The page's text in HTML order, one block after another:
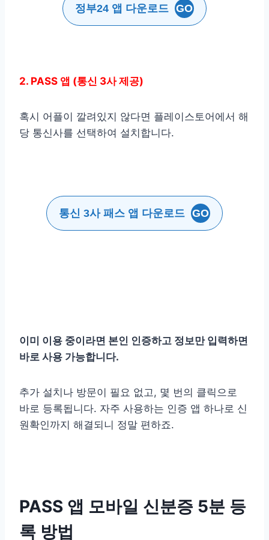
정부24 앱 다운로드 GO
2. PASS 앱 (통신 3사 제공)
혹시 어플이 깔려있지 않다면 플레이스토어에서 해
당 통신사를 선택하여 설치합니다.
통신 3사 패스 앱 다운로드 GO
이미 이용 중이라면 본인 인증하고 정보만 입력하면
바로 사용 가능합니다.
추가 설치나 방문이 필요 없고, 몇 번의 클릭으로
바로 등록됩니다. 자주 사용하는 인증 앱 하나로 신
원확인까지 해결되니 정말 편하죠.
PASS 앱 모바일 신분증 5분 등
록 방법